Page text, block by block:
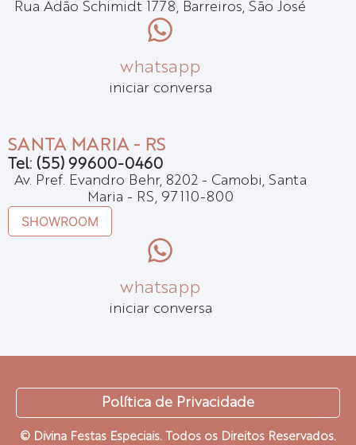
Rua Adão Schimidt 1778, Barreiros, São José
whatsapp
iniciar conversa
SANTA MARIA - RS
Tel: (55) 99600-0460
Av. Pref. Evandro Behr, 8202 - Camobi, Santa
Maria - RS, 97110-800
SHOWROOM
whatsapp
iniciar conversa
© Divina Festas Especiais. Todos os Direitos Reservados.
Política de Privacidade